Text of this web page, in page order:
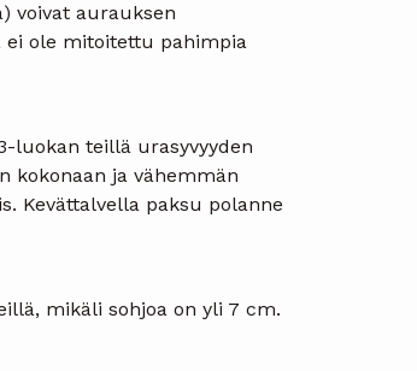
voivat aurauksen
ei ole mitoitettu pahimpia
luokan teillä urasyvyyden
kokonaan ja vähemmän
Kevättalvella paksu polanne
mikäli sohjoa on yli 7 cm.